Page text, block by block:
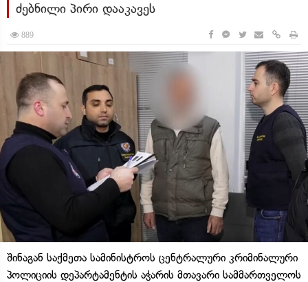
ძებნილი პირი დააკავეს
889
შინაგან საქმეთა სამინისტროს ცენტრალური კრიმინალური
პოლიციის დეპარტამენტის აჭარის მთავარი სამმართველოს